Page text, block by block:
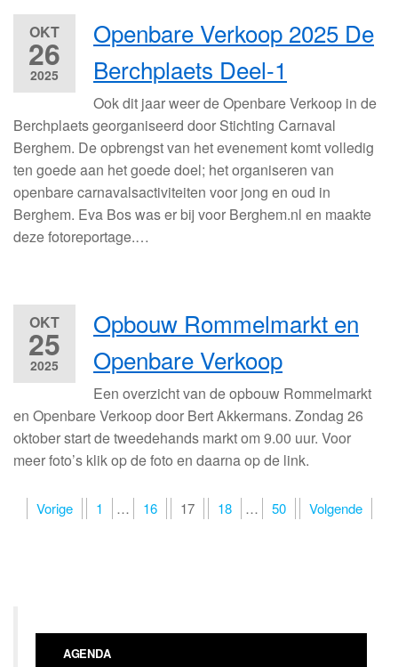
OKT
26
2025
Openbare Verkoop 2025 De
Berchplaets Deel-1
Ook dit jaar weer de Openbare Verkoop in de
Berchplaets georganiseerd door Stichting Carnaval
Berghem. De opbrengst van het evenement komt volledig
ten goede aan het goede doel; het organiseren van
openbare carnavalsactiviteiten voor jong en oud in
Berghem. Eva Bos was er bij voor Berghem.nl en maakte
deze fotoreportage.…
OKT
25
2025
Opbouw Rommelmarkt en
Openbare Verkoop
Een overzicht van de opbouw Rommelmarkt
en Openbare Verkoop door Bert Akkermans. Zondag 26
oktober start de tweedehands markt om 9.00 uur. Voor
meer foto’s klik op de foto en daarna op de link.
Berichten
Vorige 1 … 16 17 18 … 50 Volgende
AGENDA